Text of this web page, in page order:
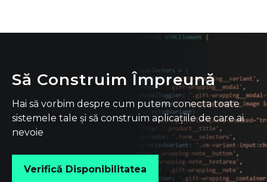
Să Construim Împreună
Hai să vorbim despre cum putem conecta toate
sistemele tale și să construim aplicațiile de care ai
nevoie
Verifică Disponibilitatea